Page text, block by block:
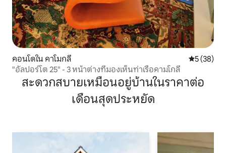
คอนโดใน คาโมกลี คะแนนเฉลี่
5 (38)
"อัลปอร์โต 25" - 3 หน้าต่างที่มองเห็นท่าเรือคามโกลี
สะดวกสบายเหมือนอยู่บ้านในราคาต่อ
เดือนสุดประหยัด